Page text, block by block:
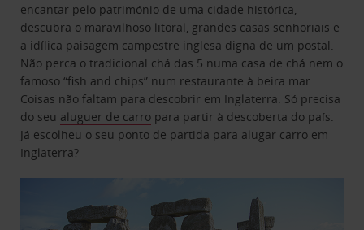
encantar pelo património de uma cidade histórica,
descubra o maravilhoso litoral, grandes casas senhoriais e
a idílica paisagem campestre inglesa digna de um postal.
Não perca o tradicional chá das 5 numa casa de chá nem o
famoso “fish and chips” num restaurante à beira mar.
Coisas não faltam para descobrir em Inglaterra. Só precisa
do seu aluguer de carro para partir à descoberta do país.
Já escolheu o seu ponto de partida para alugar carro em
Inglaterra?